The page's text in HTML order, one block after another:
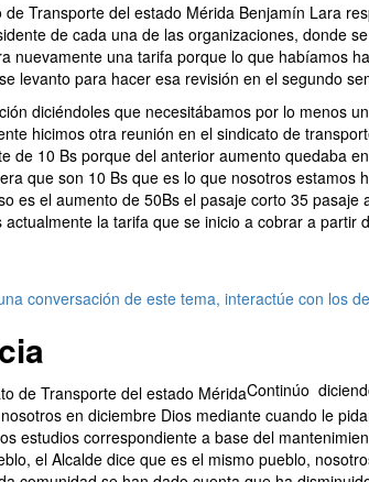
Transporte del estado Mérida Benjamín Lara
de cada una de las organizaciones, donde
nuevamente una tarifa porque lo que habíamos
levanto para hacer esa revisión en el segundo
diciéndoles que necesitábamos por lo menos
hicimos otra reunión en el sindicato de
de 10 Bs porque del anterior aumento quedaba
que son 10 Bs que es lo que nosotros estamos
es el aumento de 50Bs el pasaje corto 35 pasaje
la tarifa que se inicio a cobrar a partir
conversación de este tema, interactúe con los
Continúo
en diciembre Dios mediante cuando le
estudios correspondiente a base del
el Alcalde dice que es el mismo pueblo,